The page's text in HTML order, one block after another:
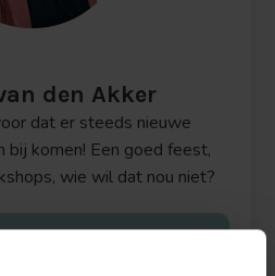
den Akker
dat er steeds nieuwe
bij komen! Een goed feest,
wie wil dat nou niet?